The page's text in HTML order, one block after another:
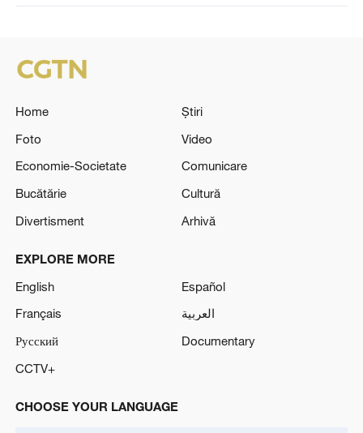
Home
Știri
Foto
Video
Economie-Societate
Comunicare
Bucătărie
Cultură
Divertisment
Arhivă
EXPLORE MORE
English
Español
Français
العربية
Русский
Documentary
CCTV+
CHOOSE YOUR LANGUAGE